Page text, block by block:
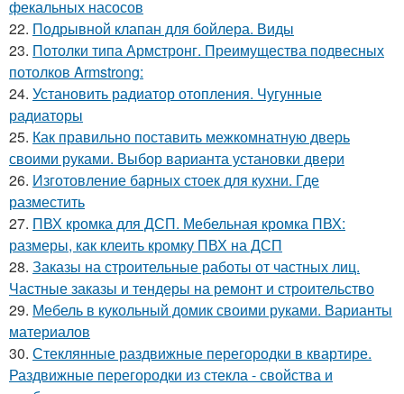
фекальных насосов
22. Подрывной клапан для бойлера. Виды
23. Потолки типа Армстронг. Преимущества подвесных
потолков Armstrong:
24. Установить радиатор отопления. Чугунные
радиаторы
25. Как правильно поставить межкомнатную дверь
своими руками. Выбор варианта установки двери
26. Изготовление барных стоек для кухни. Где
разместить
27. ПВХ кромка для ДСП. Мебельная кромка ПВХ:
размеры, как клеить кромку ПВХ на ДСП
28. Заказы на строительные работы от частных лиц.
Частные заказы и тендеры на ремонт и строительство
29. Мебель в кукольный домик своими руками. Варианты
материалов
30. Стеклянные раздвижные перегородки в квартире.
Раздвижные перегородки из стекла - свойства и